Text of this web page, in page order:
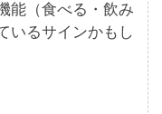
能（食べる・飲み
いるサインかもし